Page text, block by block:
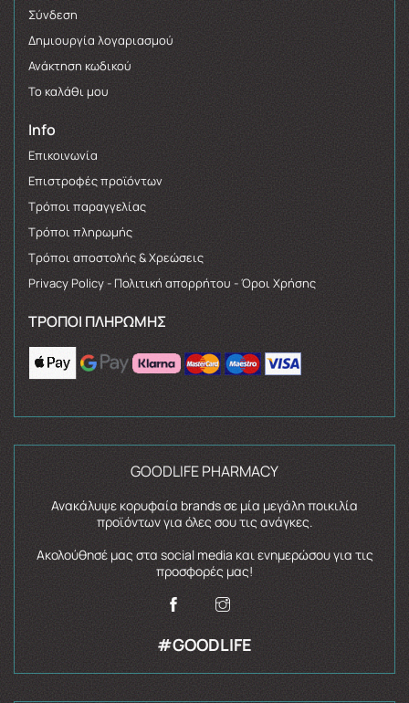
Σύνδεση
Δημιουργία λογαριασμού
Ανάκτηση κωδικού
Το καλάθι μου
Info
Επικοινωνία
Επιστροφές προϊόντων
Τρόποι παραγγελίας
Τρόποι πληρωμής
Τρόποι αποστολής & Χρεώσεις
Privacy Policy - Πολιτική απορρήτου - Όροι Χρήσης
ΤΡΌΠΟΙ ΠΛΗΡΩΜΉΣ
GOODLIFE PHARMACY
Ανακάλυψε κορυφαία brands σε μία μεγάλη ποικιλία
προϊόντων για όλες σου τις ανάγκες.
Ακολούθησέ μας στα social media και ενημερώσου για τις
προσφορές μας!
#GOODLIFE